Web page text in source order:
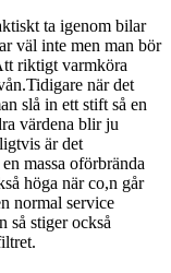
ta igenom bilar
väl inte men man bör
riktigt varmköra
när det
slå in ett stift så en
värdena blir ju
är det
massa oförbrända
höga när co,n går
normal service
så stiger också